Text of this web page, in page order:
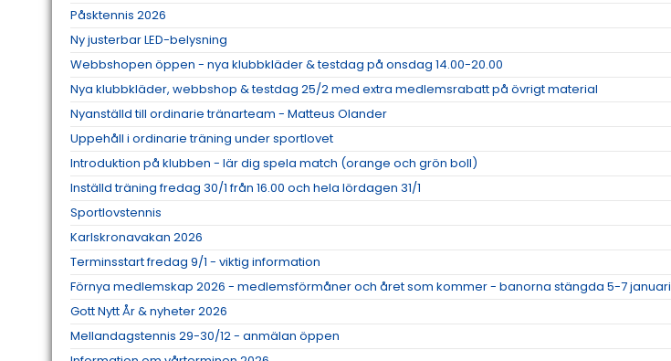
Påsktennis 2026
Ny justerbar LED-belysning
Webbshopen öppen - nya klubbkläder & testdag på onsdag 14.00-20.00
Nya klubbkläder, webbshop & testdag 25/2 med extra medlemsrabatt på övrigt material
Nyanställd till ordinarie tränarteam - Matteus Olander
Uppehåll i ordinarie träning under sportlovet
Introduktion på klubben - lär dig spela match (orange och grön boll)
Inställd träning fredag 30/1 från 16.00 och hela lördagen 31/1
Sportlovstennis
Karlskronavakan 2026
Terminsstart fredag 9/1 - viktig information
Förnya medlemskap 2026 - medlemsförmåner och året som kommer - banorna stängda 5-7 januari
Gott Nytt År & nyheter 2026
Mellandagstennis 29-30/12 - anmälan öppen